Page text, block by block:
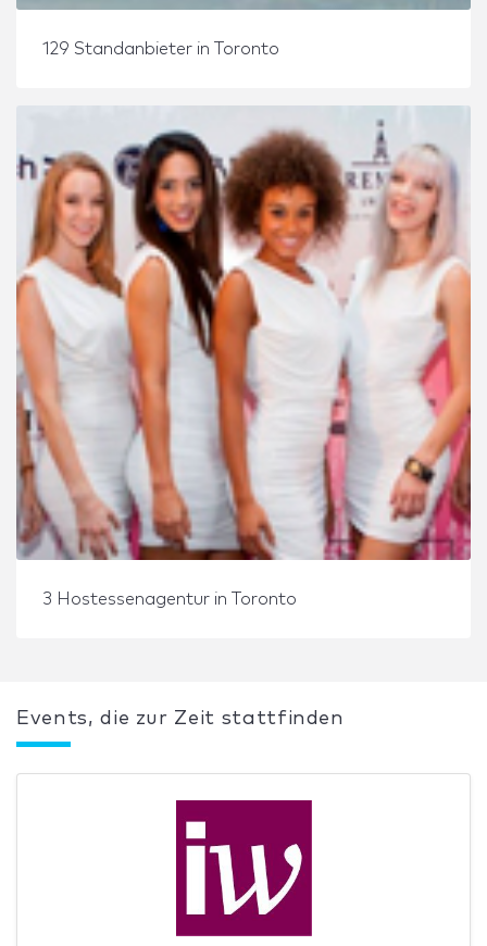
129 Standanbieter in Toronto
3 Hostessenagentur in Toronto
Events, die zur Zeit stattfinden